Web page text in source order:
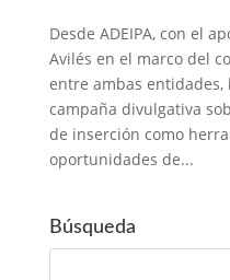
Desde ADEIPA, con el
Avilés en el marco del
entre ambas entidades,
campaña divulgativa
de inserción como
oportunidades de...
Búsqueda